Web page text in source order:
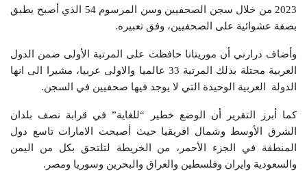
2023 من خلال سجن الصحفيين وسن المرسوم 54 الذي أصبح يطبق
بصفة عشوائية على الصحفيين، وفق تعبيره.
وأضاف درارني أن موريتانا حافظت على المرتبة الأولى ضمن الدول
العربية محتلة بذلك المرتبة 33 عالميا والاولى عربيا، مشيرا الى انها
الدولة العربية الوحيدة التي لا يوجد فيها صحفيين في السجن.
كما أبرز التقرير أن الوضع خطير “للغاية” في قرابة نصف بلدان
الشرق الأوسط وشمال افريقيا حيث أصبحت الامارات تاسع دول
المنطقة في الجزء الأحمر، من الخريطة لتلتحق بكل من اليمن
والسعودية وايران وفلسطين والعراق والبحرين وسوريا ومصر.